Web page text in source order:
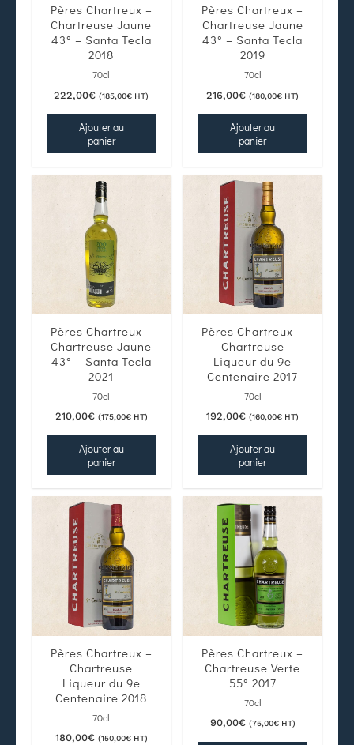
Pères Chartreux –
Chartreuse Jaune
43° – Santa Tecla
2018
70cl
222,00€ (185,00€ HT)
Ajouter au
panier
Pères Chartreux –
Chartreuse Jaune
43° – Santa Tecla
2019
70cl
216,00€ (180,00€ HT)
Ajouter au
panier
Pères Chartreux –
Chartreuse Jaune
43° – Santa Tecla
2021
70cl
210,00€ (175,00€HT)
Ajouter au
panier
Pères Chartreux –
Chartreuse
Liqueur du 9e
Centenaire 2017
70cl
192,00€ (160,00€ HT)
Ajouter au
panier
Pères Chartreux –
Chartreuse
Liqueur du 9e
Centenaire 2018
70cl
180,00€ (150,00€HT)
Pères Chartreux –
Chartreuse Verte
55° 2017
70cl
90,00€ (75,00€HT)